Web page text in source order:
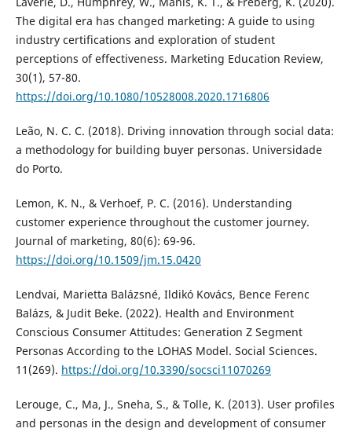
The digital era has changed marketing: A guide to using
industry certifications and exploration of student
perceptions of effectiveness. Marketing Education Review,
30(1), 57-80.
https://doi.org/10.1080/10528008.2020.1716806
Leão, N. C. C. (2018). Driving innovation through social data:
a methodology for building buyer personas. Universidade
do Porto.
Lemon, K. N., & Verhoef, P. C. (2016). Understanding
customer experience throughout the customer journey.
Journal of marketing, 80(6): 69-96.
https://doi.org/10.1509/jm.15.0420
Lendvai, Marietta Balázsné, Ildikó Kovács, Bence Ferenc
Balázs, & Judit Beke. (2022). Health and Environment
Conscious Consumer Attitudes: Generation Z Segment
Personas According to the LOHAS Model. Social Sciences.
11(269). https://doi.org/10.3390/socsci11070269
Lerouge, C., Ma, J., Sneha, S., & Tolle, K. (2013). User profiles
and personas in the design and development of consumer